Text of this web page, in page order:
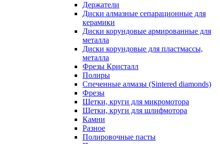
Держатели
Диски алмазные сепарационные для
керамики
Диски корундовые армированные для
металла
Диски корундовые для пластмассы,
металла
Фрезы Кристалл
Полиры
Спеченные алмазы (Sintered diamonds)
Фрезы
Щетки, круги для микромотора
Щетки, круги для шлифмотора
Камни
Разное
Полировочные пасты